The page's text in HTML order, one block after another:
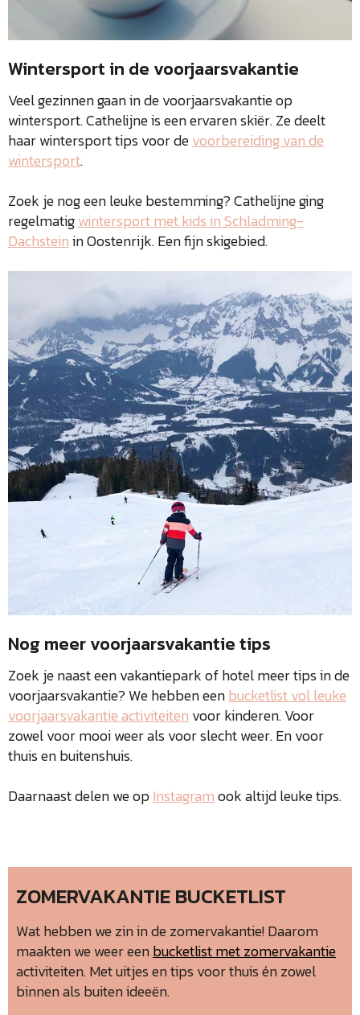
Wintersport in de voorjaarsvakantie
Veel gezinnen gaan in de voorjaarsvakantie op
wintersport. Cathelijne is een ervaren skiër. Ze deelt
haar wintersport tips voor devoorbereiding van de
wintersport.
Zoek je nog een leuke bestemming? Cathelijne ging
regelmatigwintersport met kids in Schladming-
Dachsteinin Oostenrijk. Een fijn skigebied.
Nog meer voorjaarsvakantie tips
Zoek je naast een vakantiepark of hotel meer tips in de
voorjaarsvakantie? We hebben eenbucketlist vol leuke
voorjaarsvakantie activiteiten voor kinderen. Voor
zowel voor mooi weer als voor slecht weer. En voor
thuis en buitenshuis.
Daarnaast delen we opInstagramook altijd leuke tips.
ZOMERVAKANTIE BUCKETLIST
Wat hebben we zin in de zomervakantie! Daarom
maakten we weer eenbucketlist met zomervakantie
activiteiten. Met uitjes en tips voor thuis én zowel
binnen als buiten ideeën.